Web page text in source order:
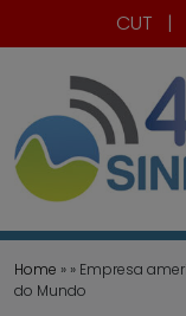
CUT |
Home » » Empresa
do Mundo